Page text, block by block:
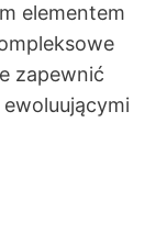
elementem
zapewnić